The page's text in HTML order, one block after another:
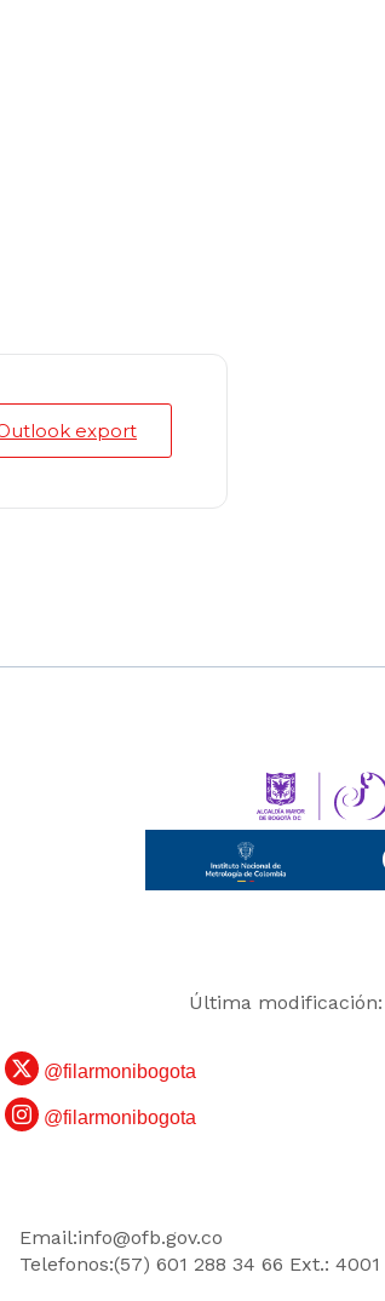
export
Última modificación:
@filarmonibogota
@filarmonibogota
Email:info@ofb.gov.co
Telefonos:(57) 601 288 34 66 Ext.: